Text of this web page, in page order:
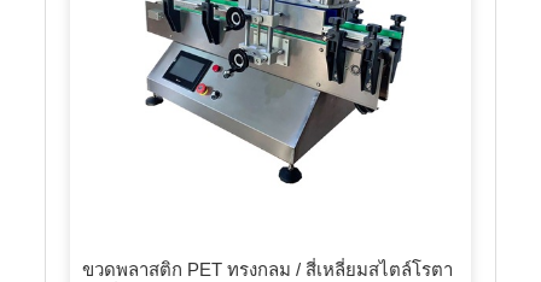
ขวดพลาสติก PET ทรงกลม / สี่เหลี่ยมสไตล์โรตา